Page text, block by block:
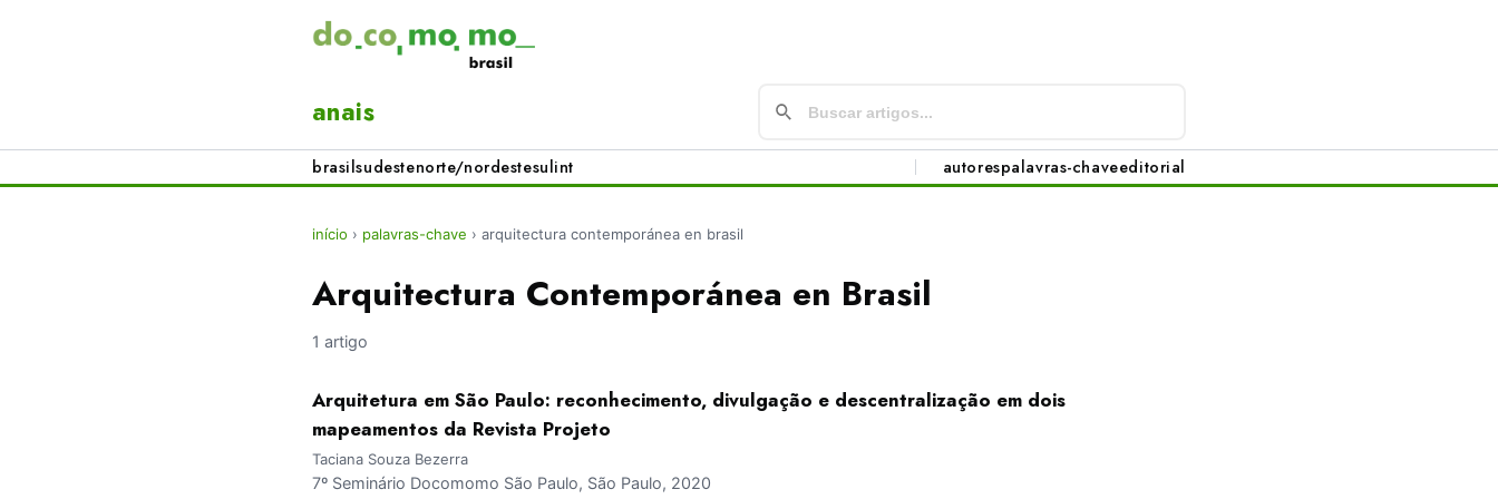
anais
brasilsudestenorte/nordestesulint autorespalavras-chaveeditorial
início › palavras-chave › arquitectura contemporánea en brasil
Arquitectura Contemporánea en Brasil
1 artigo
Arquitetura em São Paulo: reconhecimento, divulgação e descentralização em dois
mapeamentos da Revista Projeto
Taciana Souza Bezerra
7º Seminário Docomomo São Paulo, São Paulo, 2020